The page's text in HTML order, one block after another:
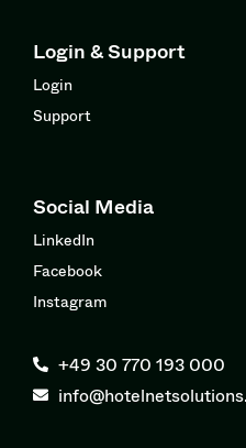
Login & Support
Login
Support
Social Media
LinkedIn
Facebook
Instagram
+49 30 770 193 000